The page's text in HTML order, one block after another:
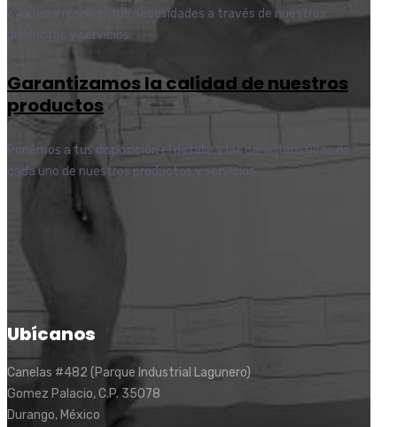
ayuden a resolver tus necesidades a través de nuestros
productos y servicios.
Garantizamos la calidad de nuestros
productos
Ponémos a tus disposición el detalle y las características de
cada uno de nuestros productos y servicios.
Ubícanos
Canelas #482 (Parque Industrial Lagunero)
Gomez Palacio, C.P. 35078
Durango, México